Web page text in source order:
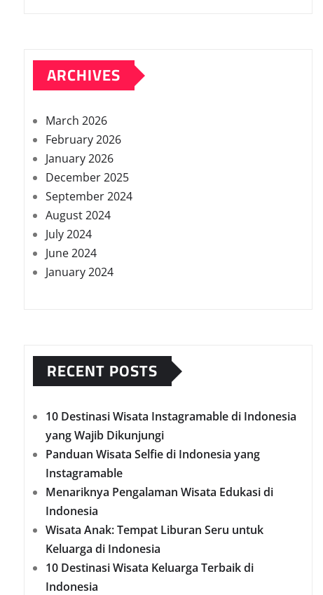
ARCHIVES
March 2026
February 2026
January 2026
December 2025
September 2024
August 2024
July 2024
June 2024
January 2024
RECENT POSTS
10 Destinasi Wisata Instagramable di Indonesia
yang Wajib Dikunjungi
Panduan Wisata Selfie di Indonesia yang
Instagramable
Menariknya Pengalaman Wisata Edukasi di
Indonesia
Wisata Anak: Tempat Liburan Seru untuk
Keluarga di Indonesia
10 Destinasi Wisata Keluarga Terbaik di
Indonesia